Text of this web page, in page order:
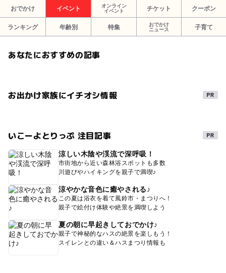
おでかけ イベント
オンライン
イベント
チケット クーポン
ランキング 年齢別 特集
おでかけ
ニュース
子育て
あなたにおすすめの記事
お出かけ家族にイチオシ情報
いこーよとりっぷ 注目記事
涼しい木陰や渓流で深呼吸！
市街地から近い森林浴スポットも多数
川遊びやハイキングを親子で満喫♪
涼やかな音色に癒やされる♪
この夏は浴衣を着て風鈴市・まつりへ！
親子で絵付け体験や絶景を満喫しよう
夏の朝に早起きしておでかけ♪
親子で神秘的なハスの絶景を楽しもう！
スイレンとの違い＆ハスまつり情報も